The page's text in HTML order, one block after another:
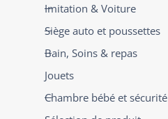
Imitation & Voiture
Siège auto et poussettes
Bain, Soins & repas
Jouets
Chambre bébé et sécurité